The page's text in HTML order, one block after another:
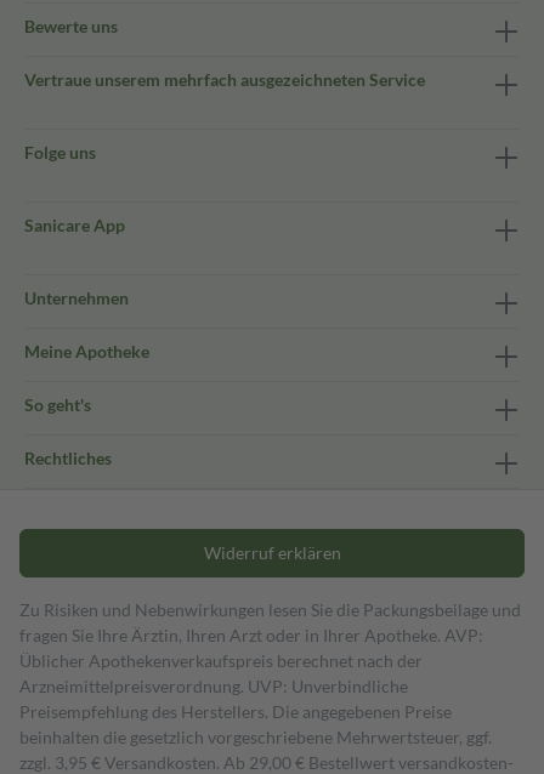
Bewerte uns
Vertraue unserem mehrfach ausgezeichneten Service
Folge uns
Sanicare App
Unternehmen
Meine Apotheke
So geht's
Rechtliches
Widerruf erklären
Zu Risiken und Nebenwirkungen lesen Sie die Packungsbeilage und
fragen Sie Ihre Ärztin, Ihren Arzt oder in Ihrer Apotheke. AVP:
Üblicher Apothekenverkaufspreis berechnet nach der
Arzneimittelpreisverordnung. UVP: Unverbindliche
Preisempfehlung des Herstellers. Die angegebenen Preise
beinhalten die gesetzlich vorgeschriebene Mehrwertsteuer, ggf.
zzgl. 3,95 € Versandkosten. Ab 29,00 € Bestell­wert versand­kosten­